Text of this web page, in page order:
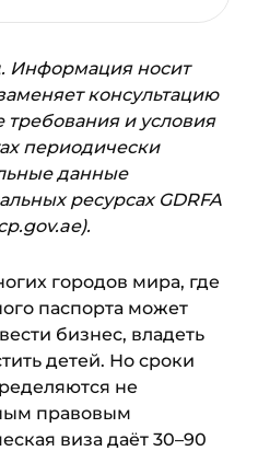
Информация носит
консультацию
требования и условия
периодически
данные
ресурсах GDRFA
городов мира, где
паспорта может
бизнес, владеть
детей. Но сроки
не
правовым
виза даёт 30–90